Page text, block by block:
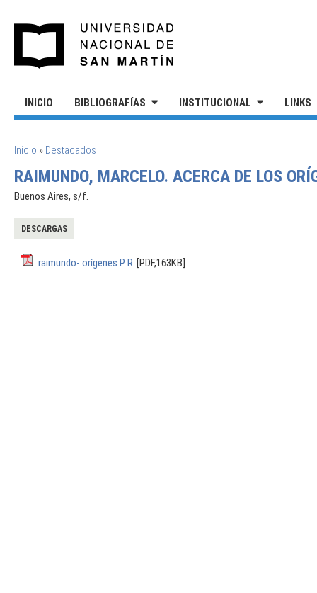
INICIO BIBLIOGRAFÍAS INSTITUCIONAL LINKS
SE ENCUENTRA USTED AQUÍ
Inicio » Destacados
RAIMUNDO, MARCELO. ACERCA DE LOS
Buenos Aires, s/f.
DESCARGAS
raimundo- orígenes P R [PDF,163KB]